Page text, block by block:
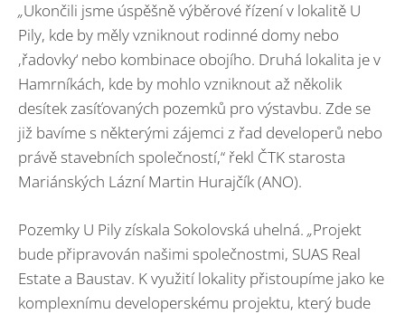
„Ukončili jsme úspěšně výběrové řízení v lokalitě U
Pily, kde by měly vzniknout rodinné domy nebo
‚řadovky‘ nebo kombinace obojího. Druhá lokalita je v
Hamrníkách, kde by mohlo vzniknout až několik
desítek zasíťovaných pozemků pro výstavbu. Zde se
již bavíme s některými zájemci z řad developerů nebo
právě stavebních společností,“ řekl ČTK starosta
Mariánských Lázní Martin Hurajčík (ANO).
Pozemky U Pily získala Sokolovská uhelná. „Projekt
bude připravován našimi společnostmi, SUAS Real
Estate a Baustav. K využití lokality přistoupíme jako ke
komplexnímu developerskému projektu, který bude